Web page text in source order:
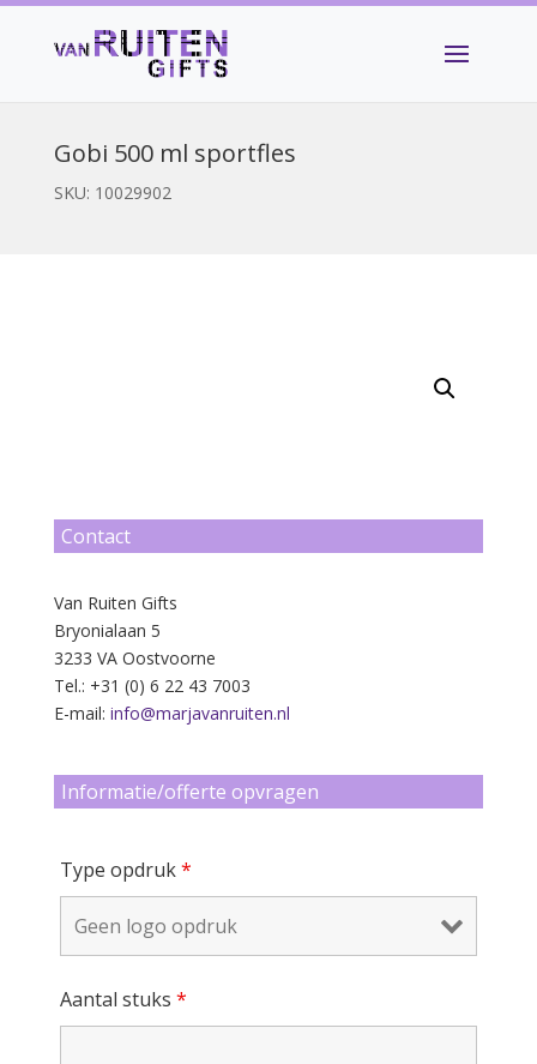
Gobi 500 ml sportfles
SKU: 10029902
Contact
Van Ruiten Gifts
Bryonialaan 5
3233 VA Oostvoorne
Tel.: +31 (0) 6 22 43 7003
E-mail: info@marjavanruiten.nl
Informatie/offerte opvragen
Type opdruk*
Aantal stuks *